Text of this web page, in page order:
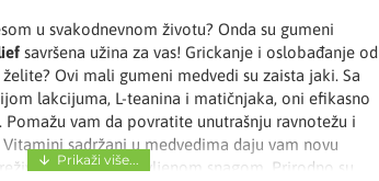
u svakodnevnom životu? Onda su gumeni
savršena užina za vas! Grickanje i oslobađanje od
Ovi mali gumeni medvedi su zaista jaki. Sa
lakcijuma, L-teanina i matičnjaka, oni efikasno
Pomažu vam da povratite unutrašnju ravnotežu i
sadržani u medvedima daju vam novu
dan sa obnovljenom snagom. Prirodno su